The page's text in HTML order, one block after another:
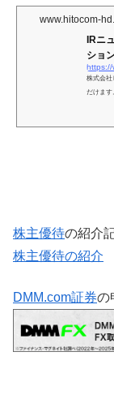
www.hitocom-
IRニ
ショ
https://
株式会社
だけます
株主優待の紹介
株主優待の紹介
DMM.com証券の